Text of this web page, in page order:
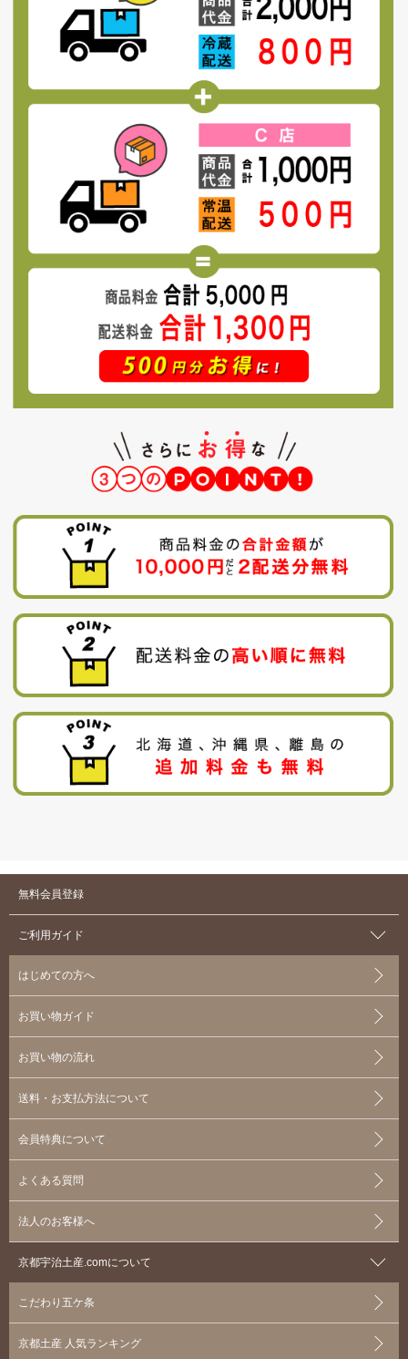
無料会員登録
ご利用ガイド
はじめての方へ
お買い物ガイド
お買い物の流れ
送料・お支払方法について
会員特典について
よくある質問
法人のお客様へ
京都宇治土産.comについて
こだわり五ケ条
京都土産 人気ランキング